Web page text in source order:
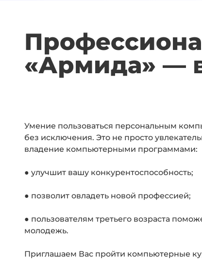
«Армида» —
Умение пользоваться персональным
без исключения. Это не просто
владение компьютерными программами:
● улучшит вашу конкурентоспособность;
● позволит овладеть новой профессией;
● пользователям третьего возраста
молодежь.
Приглашаем Вас пройти компьютерные